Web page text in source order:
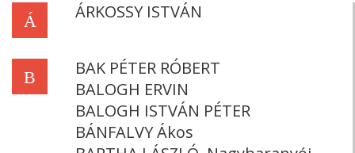
Á ÁRKOSSY ISTVÁN
B
BAK PÉTER RÓBERT
BALOGH ERVIN
BALOGH ISTVÁN PÉTER
BÁNFALVY Ákos